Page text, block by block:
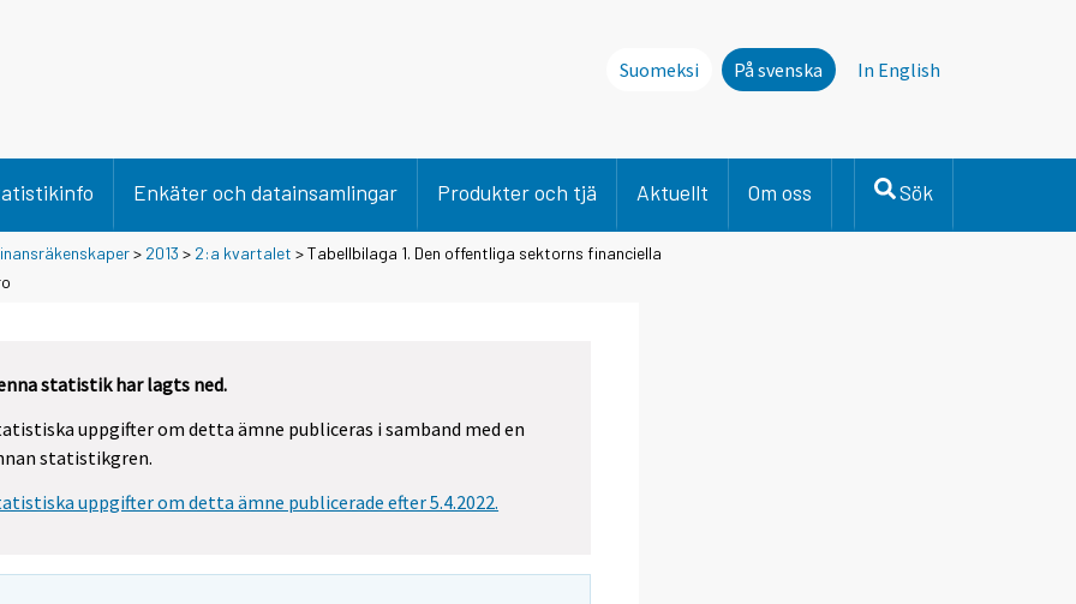
Suomeksi På svenska In English
Enkäter och datainsamlingar Produkter och tjä Aktuellt Om oss Sök
> 2013 > 2:a kvartalet > Tabellbilaga 1. Den offentliga sektorns financiella
statistik har lagts ned.
uppgifter om detta ämne publiceras i samband med en
statistikgren.
uppgifter om detta ämne publicerade efter 5.4.2022.